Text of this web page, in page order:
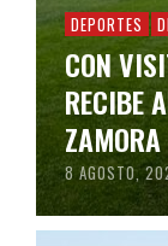
DEPORTES
CON
RECIBE
ZAMORA
8 AGOSTO,